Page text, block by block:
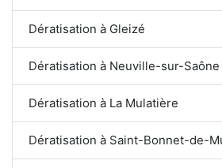
Dératisation à Gleizé
Dératisation à Neuville-sur-Saône
Dératisation à La Mulatière
Dératisation à Saint-Bonnet-de-